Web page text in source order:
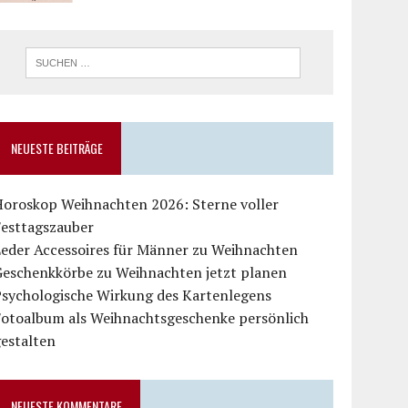
NEUESTE BEITRÄGE
Weihnachten 2026: Sterne voller
Accessoires für Männer zu Weihnachten
zu Weihnachten jetzt planen
Wirkung des Kartenlegens
als Weihnachtsgeschenke persönlich